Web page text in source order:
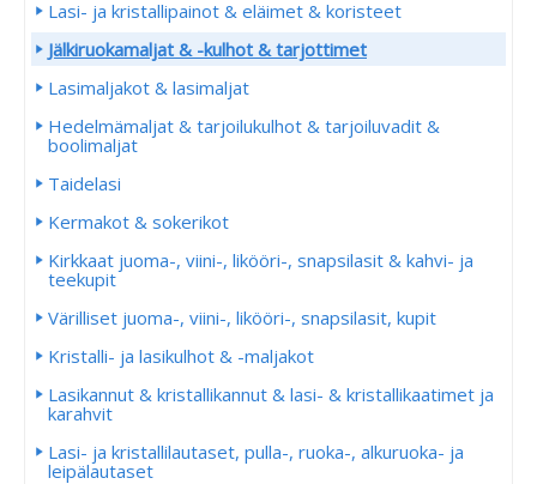
Lasi- ja kristallipainot & eläimet & koristeet
Jälkiruokamaljat & -kulhot & tarjottimet
Lasimaljakot & lasimaljat
Hedelmämaljat & tarjoilukulhot & tarjoiluvadit &
boolimaljat
Taidelasi
Kermakot & sokerikot
Kirkkaat juoma-, viini-, likööri-, snapsilasit & kahvi- ja
teekupit
Värilliset juoma-, viini-, likööri-, snapsilasit, kupit
Kristalli- ja lasikulhot & -maljakot
Lasikannut & kristallikannut & lasi- & kristallikaatimet ja
karahvit
Lasi- ja kristallilautaset, pulla-, ruoka-, alkuruoka- ja
leipälautaset